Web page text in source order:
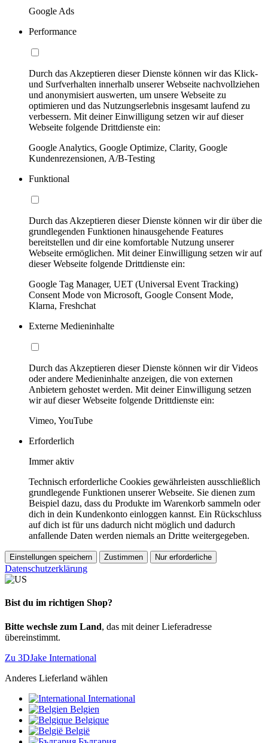
Google Ads
Performance
Durch das Akzeptieren dieser Dienste können wir das Klick-
und Surfverhalten innerhalb unserer Webseite nachvollziehen
und anonymisiert auswerten, um unsere Webseite zu
optimieren und das Nutzungserlebnis insgesamt laufend zu
verbessern. Mit deiner Einwilligung setzen wir auf dieser
Webseite folgende Drittdienste ein:
Google Analytics, Google Optimize, Clarity, Google
Kundenrezensionen, A/B-Testing
Funktional
Durch das Akzeptieren dieser Dienste können wir dir über die
grundlegenden Funktionen hinausgehende Features
bereitstellen und dir eine komfortable Nutzung unserer
Webseite ermöglichen. Mit deiner Einwilligung setzen wir auf
dieser Webseite folgende Drittdienste ein:
Google Tag Manager, UET (Universal Event Tracking)
Consent Mode von Microsoft, Google Consent Mode,
Klarna, Freshchat
Externe Medieninhalte
Durch das Akzeptieren dieser Dienste können wir dir Videos
oder andere Medieninhalte anzeigen, die von externen
Anbietern gehostet werden. Mit deiner Einwilligung setzen
wir auf dieser Webseite folgende Drittdienste ein:
Vimeo, YouTube
Erforderlich
Immer aktiv
Technisch erforderliche Cookies gewährleisten ausschließlich
grundlegende Funktionen unserer Webseite. Sie dienen zum
Beispiel dazu, dass du Produkte im Warenkorb sammeln oder
dich in dein Kundenkonto einloggen kannst. Ein Rückschluss
auf dich ist für uns dadurch nicht möglich und dadurch
anfallende Daten werden niemals an Dritte weitergegeben.
Einstellungen speichern Zustimmen Nur erforderliche
Datenschutzerklärung
Bist du im richtigen Shop?
Bitte wechsle zum Land, das mit deiner Lieferadresse
übereinstimmt.
Zu 3DJake International
Anderes Lieferland wählen
International
Belgien
Belgique
België